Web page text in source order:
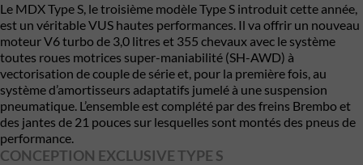
Le MDX Type S, le troisième modèle Type S introduit cette année,
est un véritable VUS hautes performances. Il va offrir un nouveau
moteur V6 turbo de 3,0 litres et 355 chevaux avec le système
toutes roues motrices super-maniabilité (SH-AWD) à
vectorisation de couple de série et, pour la première fois, au
système d’amortisseurs adaptatifs jumelé à une suspension
pneumatique. L’ensemble est complété par des freins Brembo et
des jantes de 21 pouces sur lesquelles sont montés des pneus de
performance.
CONCEPTION EXCLUSIVE TYPE S